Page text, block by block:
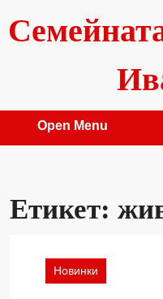
content
Open Menu
Етикет:
Новинки